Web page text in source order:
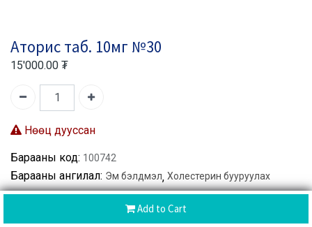
Add to Cart
Аторис таб. 10мг №30
15'000.00 ₮
Нөөц дууссан
Барааны код: 100742
Барааны ангилал: Эм бэлдмэл, Холестерин бууруулах